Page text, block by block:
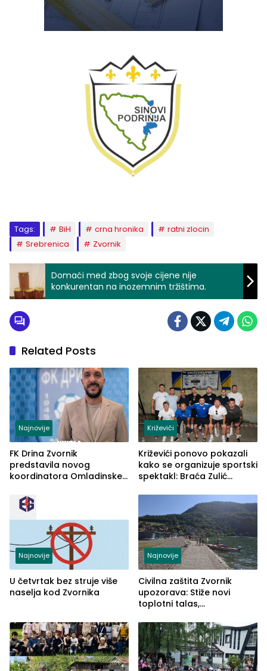
Tags: BiH crna hronika
ratni zlocin
Srebrenica
Zvornik
Domaći med zbog svoje cijene nije
konkurentan na inozemnim tržištima.
Related Posts
Najnovije
FK Drina Zvornik
predstavila novog
koordinatora Omladinske
Križevići
Križevići ponovo pokazali
kako se organizuje sportski
spektakl: Braća Zulić
Najnovije
U četvrtak bez struje više
naselja kod Zvornika
Najnovije
Civilna zaštita Zvornik
upozorava: Stiže novi
toplotni talas,